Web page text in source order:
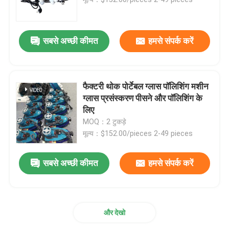
एक संदेश छोड़ें
ग्लास पॉलिशिंग व्हील
ग्लास ड्रिल बिट्स
कांच काटने का उपकरण
सबसे अच्छी कीमत हमसे संपर्क करें
फैक्टरी थोक पोर्टेबल ग्लास पॉलिशिंग मशीन
ग्लास प्रसंस्करण पीसने और पॉलिशिंग के
लिए
MOQ：2 टुकड़े
मूल्य：$152.00/pieces 2-49 pieces
सबसे अच्छी कीमत हमसे संपर्क करें
और देखो